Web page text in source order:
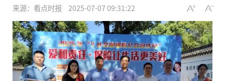
来源：看点时报 2025-07-07 09:31:22